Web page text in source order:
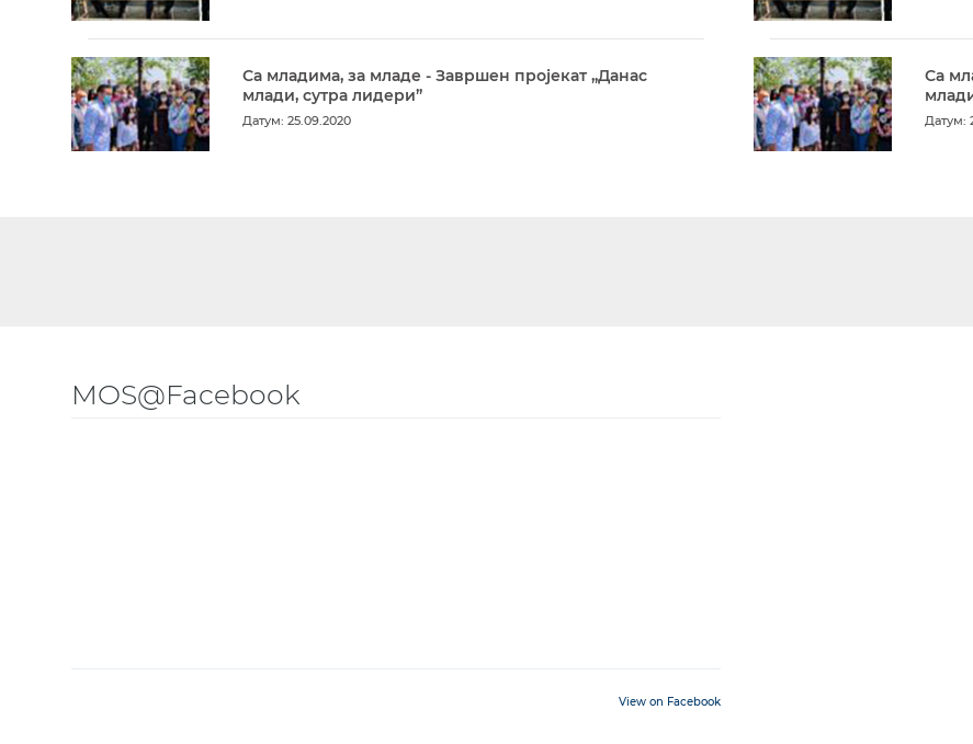
Са младима, за младе - Завршен пројекат „Данас
млади, сутра лидери”
Датум: 25.09.2020
Са
Датум:
MOS@Facebook
View on Facebook